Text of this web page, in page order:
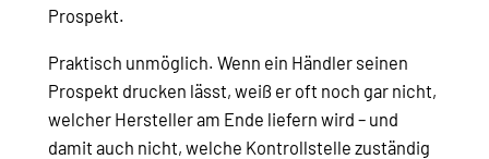
Prospekt.
Praktisch unmöglich. Wenn ein Händler seinen
Prospekt drucken lässt, weiß er oft noch gar nicht,
welcher Hersteller am Ende liefern wird – und
damit auch nicht, welche Kontrollstelle zuständig